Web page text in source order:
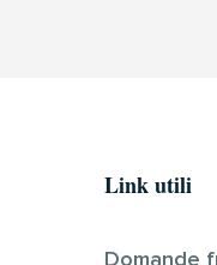
Link utili
Domande